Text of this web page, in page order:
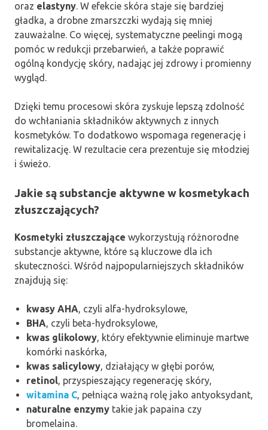
oraz elastyny. W efekcie skóra staje się bardziej
gładka, a drobne zmarszczki wydają się mniej
zauważalne. Co więcej, systematyczne peelingi mogą
pomóc w redukcji przebarwień, a także poprawić
ogólną kondycję skóry, nadając jej zdrowy i promienny
wygląd.
Dzięki temu procesowi skóra zyskuje lepszą zdolność
do wchłaniania składników aktywnych z innych
kosmetyków. To dodatkowo wspomaga regenerację i
rewitalizację. W rezultacie cera prezentuje się młodziej
i świeżo.
Jakie są substancje aktywne w kosmetykach
złuszczających?
Kosmetyki złuszczające wykorzystują różnorodne
substancje aktywne, które są kluczowe dla ich
skuteczności. Wśród najpopularniejszych składników
znajdują się:
kwasy AHA, czyli alfa-hydroksylowe,
BHA, czyli beta-hydroksylowe,
kwas glikolowy, który efektywnie eliminuje martwe
komórki naskórka,
kwas salicylowy, działający w głębi porów,
retinol, przyspieszający regenerację skóry,
witamina C, pełniąca ważną rolę jako antyoksydant,
naturalne enzymy takie jak papaina czy
bromelaina.